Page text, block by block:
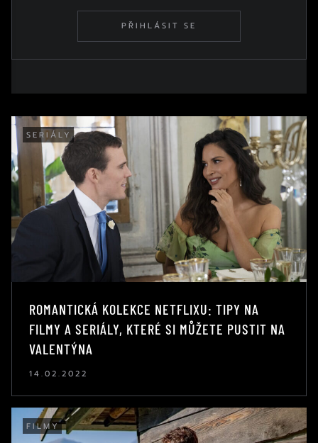
PŘIHLÁSIT SE
SERIÁLY
ROMANTICKÁ KOLEKCE NETFLIXU: TIPY NA
FILMY A SERIÁLY, KTERÉ SI MŮŽETE PUSTIT NA
VALENTÝNA
14.02.2022
FILMY